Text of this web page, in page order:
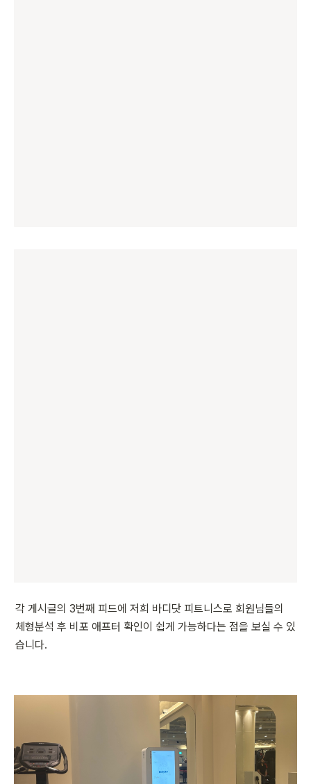
각 게시글의 3번째 피드에 저희 바디닷 피트니스로 회원님들의
체형분석 후 비포 애프터 확인이 쉽게 가능하다는 점을 보실 수 있
습니다.